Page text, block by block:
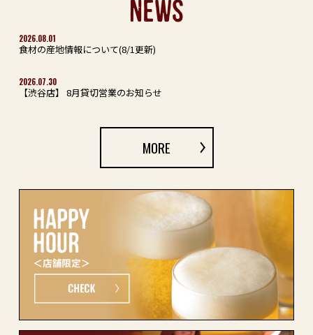
NEWS
2026.08.01
食材の産地情報について(8/1更新)
2026.07.30
【渋谷店】 8月貸切営業のお知らせ
MORE